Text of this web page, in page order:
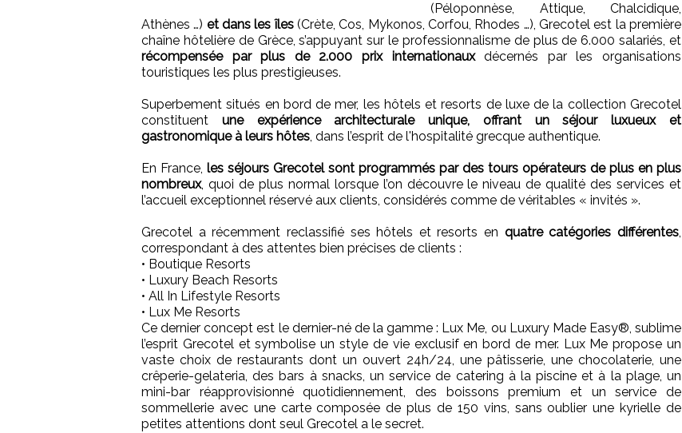
(Péloponnèse, Attique, Chalcidique,
Athènes …) et dans les îles(Crète, Cos, Mykonos, Corfou, Rhodes …), Grecotel est la première
chaîne hôtelière de Grèce, s’appuyant sur le professionnalisme de plus de 6.000 salariés, et
récompensée par plus de 2.000 prix internationauxdécernés par les organisations
touristiques les plus prestigieuses.
Superbement situés en bord de mer, les hôtels et resorts de luxe de la collection Grecotel
constituent une expérience architecturale unique, offrant un séjour luxueux et
gastronomique à leurs hôtes, dans l’esprit de l'hospitalité grecque authentique.
En France, les séjours Grecotel sont programmés par des tours opérateurs de plus en plus
nombreux, quoi de plus normal lorsque l’on découvre le niveau de qualité des services et
l’accueil exceptionnel réservé aux clients, considérés comme de véritables « invités ».
Grecotel a récemment reclassifié ses hôtels et resorts en quatre catégories différentes,
correspondant à des attentes bien précises de clients :
• Boutique Resorts
• Luxury Beach Resorts
• All In Lifestyle Resorts
• Lux Me Resorts
Ce dernier concept est le dernier-né de la gamme : Lux Me, ou Luxury Made Easy®, sublime
l’esprit Grecotel et symbolise un style de vie exclusif en bord de mer. Lux Me propose un
vaste choix de restaurants dont un ouvert 24h/24, une pâtisserie, une chocolaterie, une
crêperie-gelateria, des bars à snacks, un service de catering à la piscine et à la plage, un
mini-bar réapprovisionné quotidiennement, des boissons premium et un service de
sommellerie avec une carte composée de plus de 150 vins, sans oublier une kyrielle de
petites attentions dont seul Grecotel a le secret.